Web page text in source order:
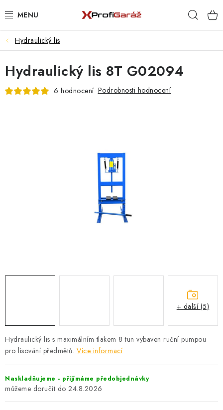
na
REALIZACE & ŘEŠENÍ
AKCE A NOVINKY
VYBAVENÍ PNEUSERVISU
KRYCÍ PLACHTY - CELTY
Cookies
Ochrana osobních údajú
Jak funguje Zásilkovna?
Newslleter z Profigaraz.cz
Dárek k objednávce
Hydraulický lis
Hydraulický lis s maximálním tlakem 8 tun vybaven ruční pumpou
pro lisování předmětů. Více informací
Naskladňujeme - přijímáme předobjednávky
24.8.2026
Hydraulický lis 8T G02094
6 hodnocení Podrobnosti hodnocení
+ další (5)